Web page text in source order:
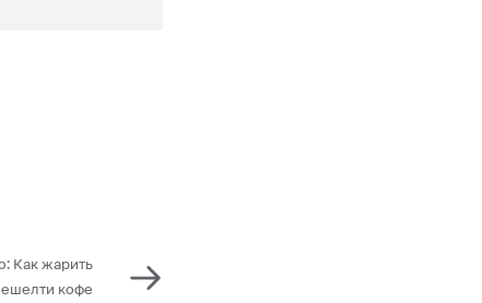
Как жарить
кофе